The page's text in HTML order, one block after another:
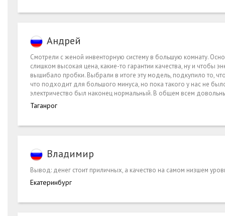
Андрей
Смотрели с женой инвенторную систему в большую комнату.
слишком высокая цена, какие-то гарантии качества, ну и чтобы
вышибало пробки. Выбрали в итоге эту модель, подкупило то,
что подходит для большого минуса, но пока такого у нас не
электричество был наконец нормальный. В общем всем
Таганрог
Владимир
Вывод: денег стоит приличных, а качество на самом низшем
Екатеринбург